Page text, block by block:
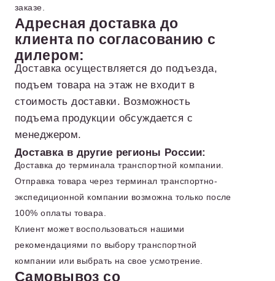
заказе.
Адресная доставка до
клиента по согласованию с
дилером:
Доставка осуществляется до подъезда,
подъем товара на этаж не входит в
стоимость доставки. Возможность
подъема продукции обсуждается с
менеджером.
Доставка в другие регионы России:
Доставка до терминала транспортной компании.
Отправка товара через терминал транспортно-
экспедиционной компании возможна только после
100% оплаты товара.
Клиент может воспользоваться нашими
рекомендациями по выбору транспортной
компании или выбрать на свое усмотрение.
Самовывоз со